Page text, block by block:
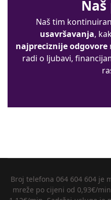
Naš tim
usavršavanja,
najpreciznije odgovore
radi o ljubavi,
Broj telefona 064 604 604 je
mreže po cijeni od 0,93€/